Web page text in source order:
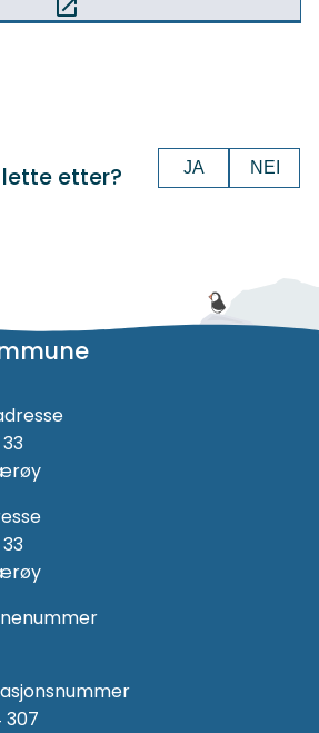
etter? JA NEI
307